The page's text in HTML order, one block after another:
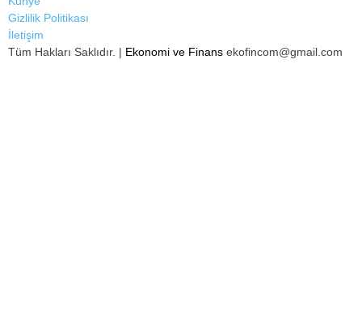
Gizlilik Politikası
İletişim
Tüm Hakları Saklıdır. | Ekonomi ve Finans ekofincom@gmail.com